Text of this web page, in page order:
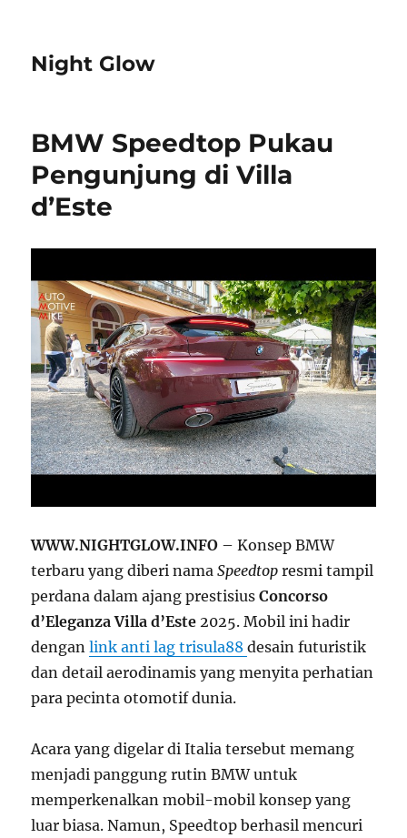
Night Glow
BMW Speedtop Pukau
Pengunjung di Villa
d’Este
WWW.NIGHTGLOW.INFO – Konsep BMW
terbaru yang diberi namaSpeedtop resmi tampil
perdana dalam ajang prestisiusConcorso
d’Eleganza Villa d’Este 2025. Mobil ini hadir
denganlink anti lag trisula88desain futuristik
dan detail aerodinamis yang menyita perhatian
para pecinta otomotif dunia.
Acara yang digelar di Italia tersebut memang
menjadi panggung rutin BMW untuk
memperkenalkan mobil-mobil konsep yang
luar biasa. Namun, Speedtop berhasil mencuri